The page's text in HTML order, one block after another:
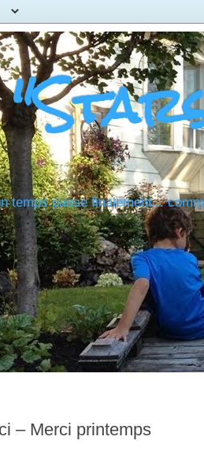
temps passe finalement...
– Merci printemps